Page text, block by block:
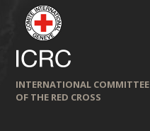
INTERNATIONAL COMMITTEE
OF THE RED CROSS